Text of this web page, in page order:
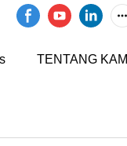
TENTANG KAMI